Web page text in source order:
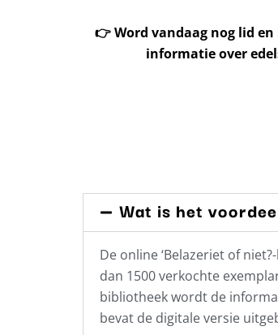
👉Word vandaag nog lid
informatie over
Wat is het
De online ‘Belazeriet of
dan 1500 verkochte
bibliotheek wordt de
bevat de digitale versie